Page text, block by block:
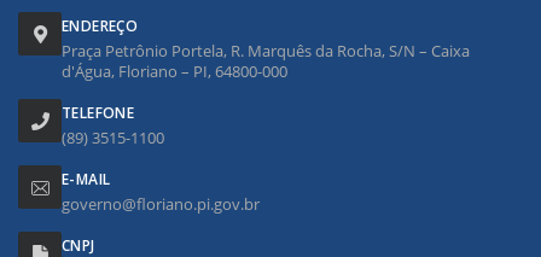
ENDEREÇO
Praça Petrônio Portela, R. Marquês da Rocha, S/N – Caixa
d'Água, Floriano – PI, 64800-000
TELEFONE
(89) 3515-1100
E-MAIL
governo@floriano.pi.gov.br
CNPJ